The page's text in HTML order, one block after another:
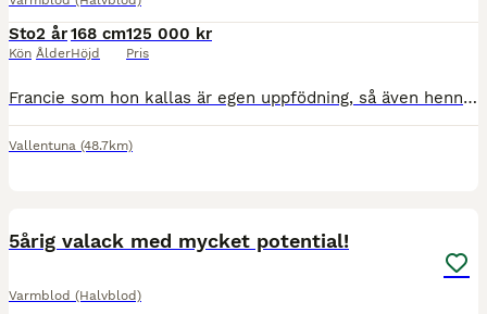
Sto
Kön
2 år
Ålder
168 cm
Höjd
125 000 kr
Pris
Francie som hon kallas är egen uppfödning, så även hennes mor. Mor är diplom, selektion och prestations sto **. Mormor elit premierad. Mors bror Frans Andreo II 1289 premierad hingst svår dressyr täv
Vallentuna (48.7km)
5årig valack med mycket potential!
Varmblod (Halvblod)